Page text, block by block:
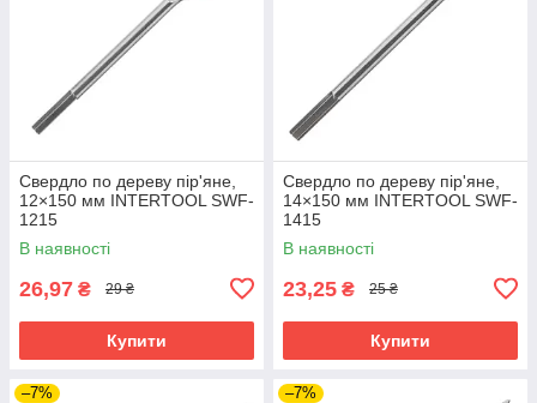
Свердло по дереву пір'яне,
12×150 мм INTERTOOL SWF-
1215
В наявності
26,97 ₴ 29 ₴
Купити
Свердло по дереву пір'яне,
14×150 мм INTERTOOL SWF-
1415
В наявності
23,25 ₴ 25 ₴
Купити
–7% –7%